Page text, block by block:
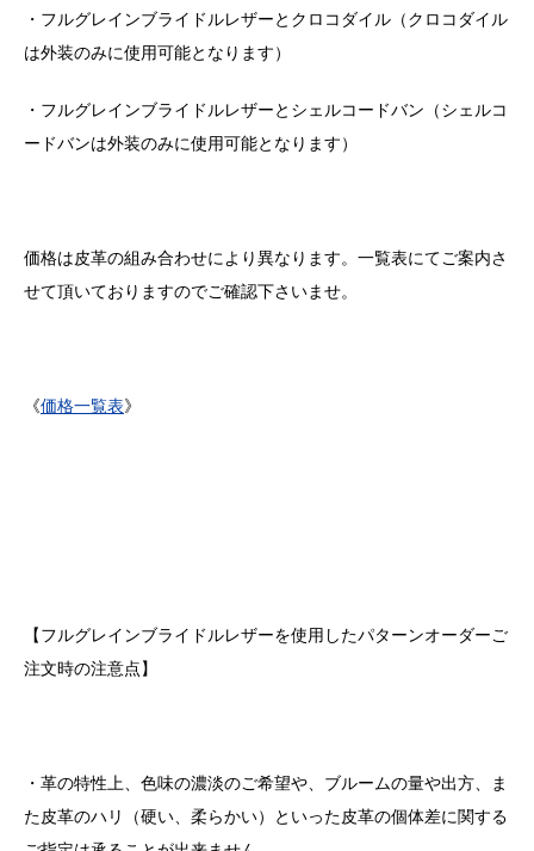
・フルグレインブライドルレザーとクロコダイル（クロコダイル
は外装のみに使用可能となります）
・フルグレインブライドルレザーとシェルコードバン（シェルコ
ードバンは外装のみに使用可能となります）
価格は皮革の組み合わせにより異なります。一覧表にてご案内さ
せて頂いておりますのでご確認下さいませ。
《価格一覧表》
【フルグレインブライドルレザーを使用したパターンオーダーご
注文時の注意点】
・革の特性上、色味の濃淡のご希望や、ブルームの量や出方、ま
た皮革のハリ（硬い、柔らかい）といった皮革の個体差に関する